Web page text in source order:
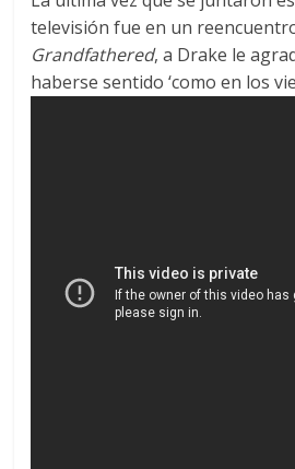
televisión fue en un
Grandfathered, a Drake le
haberse sentido ‘como en los